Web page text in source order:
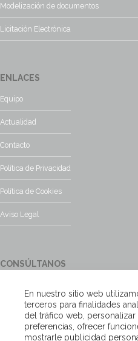
Modelización de documentos
Licitación Electrónica
ENLACES
Equipo
Actualidad
Contacto
Política de Privacidad
Política de Cookies
Aviso Legal
CONSÚLTANOS
encantados
Escríbenos
En nuestro sitio web
terceros para finalidades
del tráfico web,
preferencias, ofrecer
mostrarle publicidad